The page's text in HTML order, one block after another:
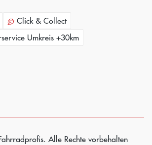
Click & Collect
Umkreis +30km
Alle Rechte vorbehalten